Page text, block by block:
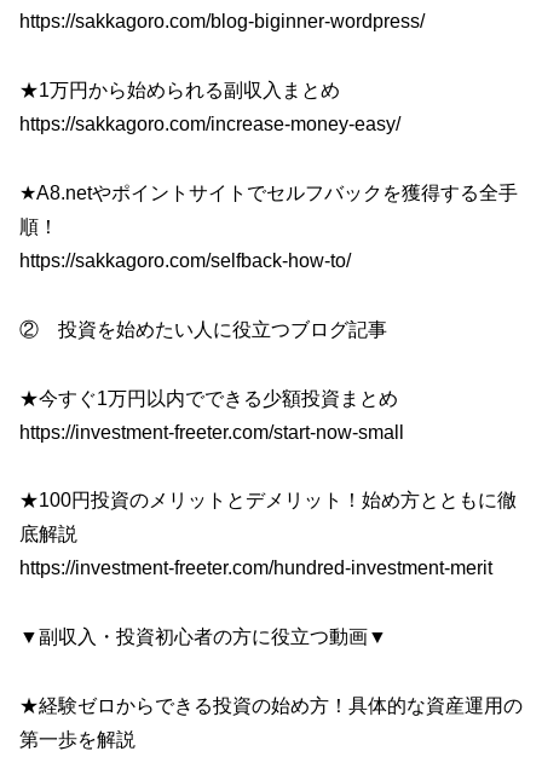
https://sakkagoro.com/blog-biginner-wordpress/
★1万円から始められる副収入まとめ
https://sakkagoro.com/increase-money-easy/
★A8.netやポイントサイトでセルフバックを獲得する全手
順！
https://sakkagoro.com/selfback-how-to/
② 投資を始めたい人に役立つブログ記事
★今すぐ1万円以内でできる少額投資まとめ
https://investment-freeter.com/start-now-small
★100円投資のメリットとデメリット！始め方とともに徹
底解説
https://investment-freeter.com/hundred-investment-merit
▼副収入・投資初心者の方に役立つ動画▼
★経験ゼロからできる投資の始め方！具体的な資産運用の
第一歩を解説